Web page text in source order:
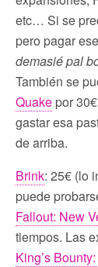
etc… Si se
pero pagar
demasié pal
También se
Quake por
gastar esa
de arriba.
Brink: 25€ (lo
puede
Fallout: New
tiempos. Las
King’s